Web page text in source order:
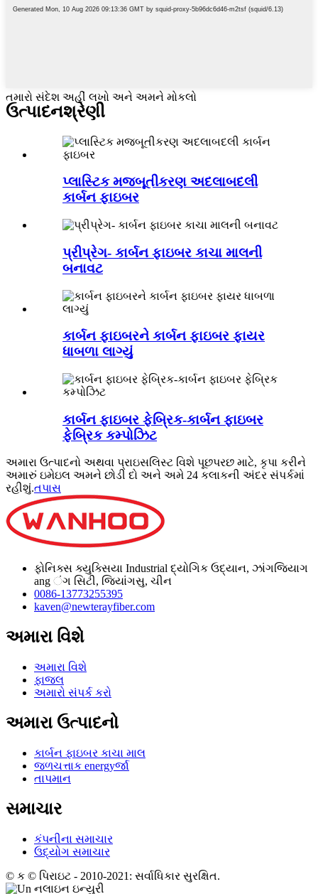
તમારો સંદેશ અહીં લખો અને અમને મોકલો
ઉત્પાદનશ્રેણી
પ્લાસ્ટિક મજબૂતીકરણ અદલાબદલી
કાર્બન ફાઇબર
પ્રીપ્રેગ- કાર્બન ફાઇબર કાચા માલની
બનાવટ
કાર્બન ફાઇબરને કાર્બન ફાઇબર ફાયર
ધાબળા લાગ્યું
કાર્બન ફાઇબર ફેબ્રિક-કાર્બન ફાઇબર
ફેબ્રિક કમ્પોઝિટ
અમારા ઉત્પાદનો અથવા પ્રાઇસલિસ્ટ વિશે પૂછપરછ માટે, કૃપા કરીને
અમારું ઇમેઇલ અમને છોડી દો અને અમે 24 કલાકની અંદર સંપર્કમાં
રહીશું.તપાસ
ફોનિક્સ ક્યુક્સિયા Industrial દ્યોગિક ઉદ્યાન, ઝાંગજિયાગ
ang ંગ સિટી, જિયાંગસુ, ચીન
0086-13773255395
kaven@newterayfiber.com
અમારા વિશે
અમારા વિશે
ફાજલ
અમારો સંપર્ક કરો
અમારા ઉત્પાદનો
કાર્બન ફાઇબર કાચા માલ
જળચત્તાક energyર્જા
તાપમાન
સમાચાર
કંપનીના સમાચાર
ઉદ્યોગ સમાચાર
© ક © પિરાઇટ - 2010-2021: સર્વાધિકાર સુરક્ષિત.